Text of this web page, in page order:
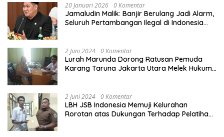
20 Januari 2026 0 Komentar
Jamaludin Malik: Banjir Berulang Jadi Alarm,
Seluruh Pertambangan Ilegal di Indonesia
2 Juni 2024 0 Komentar
Lurah Marunda Dorong Ratusan Pemuda
Karang Taruna Jakarta Utara Melek Hukum
2 Juni 2024 0 Komentar
LBH JSB Indonesia Memuji Kelurahan
Rorotan atas Dukungan Terhadap Pelatihan